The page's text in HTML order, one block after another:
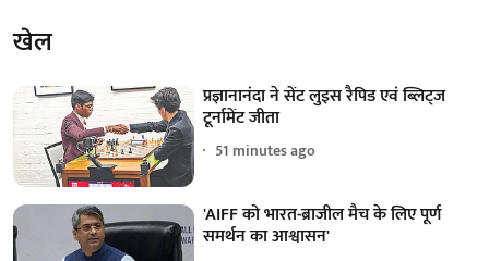
खेल
प्रज्ञानानंदा ने सेंट लुइस रैपिड एवं ब्लिट्ज
टूर्नामेंट जीता
51 minutes ago
'AIFF को भारत-ब्राजील मैच के लिए पूर्ण
समर्थन का आश्वासन'